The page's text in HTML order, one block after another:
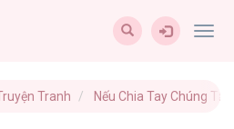
Tranh Nếu Chia Tay Chúng Ta